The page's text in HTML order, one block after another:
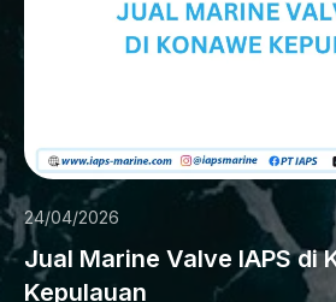
24/04/2026
Jual Marine Valve IAPS di
Kepulauan